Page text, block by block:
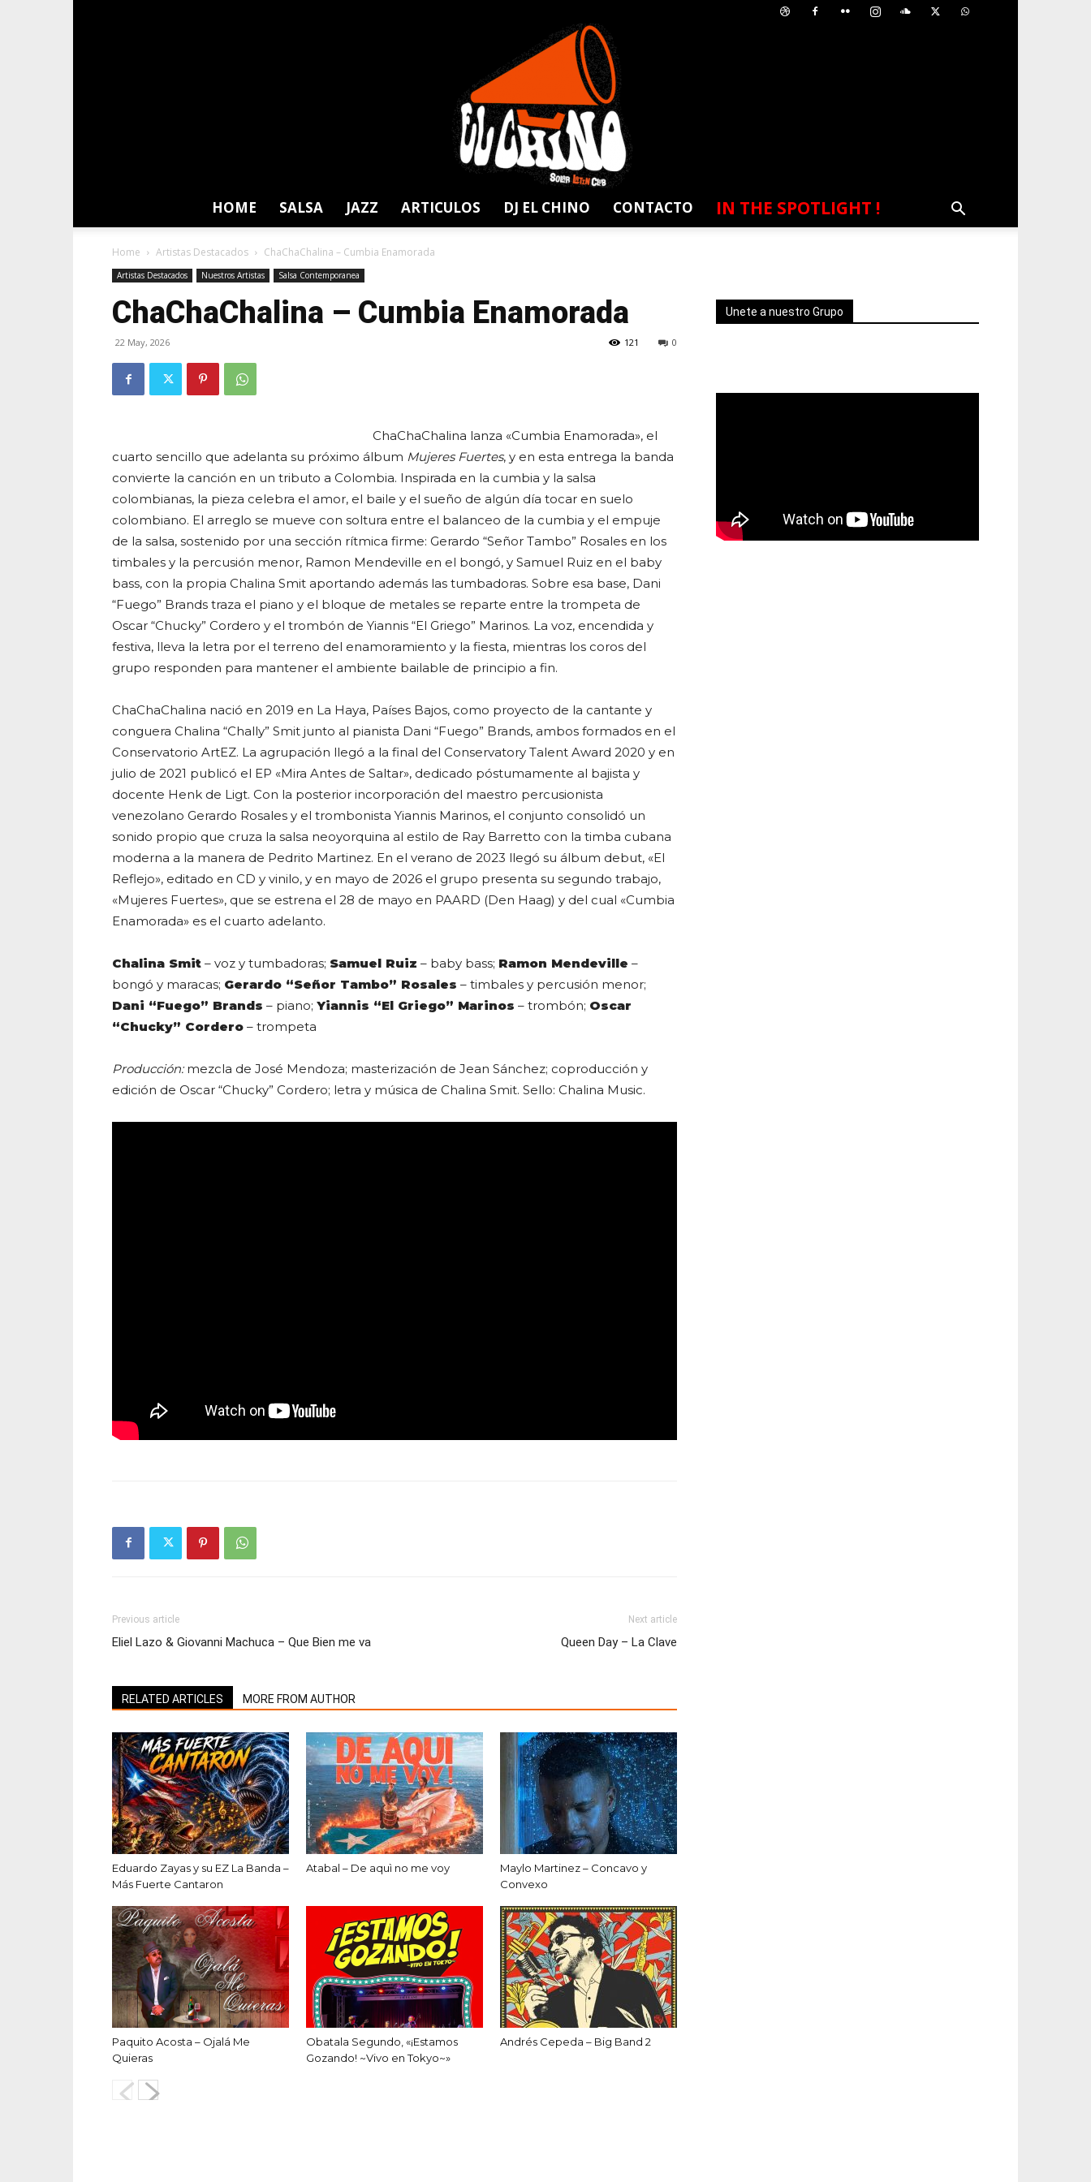
Club
HOME SALSA JAZZ ARTICULOS DJ EL CHINO CONTACTO IN THE SPOTLIGHT !
Home Artistas Destacados ChaChaChalina – Cumbia Enamorada
Artistas Destacados Nuestros Artistas Salsa Contemporanea
ChaChaChalina – Cumbia Enamorada
22 May, 2026 0
121
ChaChaChalina lanza «Cumbia Enamorada», el
cuarto sencillo que adelanta su próximo álbum Mujeres Fuertes, y en esta entrega la banda
convierte la canción en un tributo a Colombia. Inspirada en la cumbia y la salsa
colombianas, la pieza celebra el amor, el baile y el sueño de algún día tocar en suelo
colombiano. El arreglo se mueve con soltura entre el balanceo de la cumbia y el empuje
de la salsa, sostenido por una sección rítmica firme: Gerardo “Señor Tambo” Rosales en los
timbales y la percusión menor, Ramon Mendeville en el bongó, y Samuel Ruiz en el baby
bass, con la propia Chalina Smit aportando además las tumbadoras. Sobre esa base, Dani
“Fuego” Brands traza el piano y el bloque de metales se reparte entre la trompeta de
Oscar “Chucky” Cordero y el trombón de Yiannis “El Griego” Marinos. La voz, encendida y
festiva, lleva la letra por el terreno del enamoramiento y la fiesta, mientras los coros del
grupo responden para mantener el ambiente bailable de principio a fin.
ChaChaChalina nació en 2019 en La Haya, Países Bajos, como proyecto de la cantante y
conguera Chalina “Chally” Smit junto al pianista Dani “Fuego” Brands, ambos formados en el
Conservatorio ArtEZ. La agrupación llegó a la final del Conservatory Talent Award 2020 y en
julio de 2021 publicó el EP «Mira Antes de Saltar», dedicado póstumamente al bajista y
docente Henk de Ligt. Con la posterior incorporación del maestro percusionista
venezolano Gerardo Rosales y el trombonista Yiannis Marinos, el conjunto consolidó un
sonido propio que cruza la salsa neoyorquina al estilo de Ray Barretto con la timba cubana
moderna a la manera de Pedrito Martinez. En el verano de 2023 llegó su álbum debut, «El
Reflejo», editado en CD y vinilo, y en mayo de 2026 el grupo presenta su segundo trabajo,
«Mujeres Fuertes», que se estrena el 28 de mayo en PAARD (Den Haag) y del cual «Cumbia
Enamorada» es el cuarto adelanto.
Chalina Smit – voz y tumbadoras; Samuel Ruiz – baby bass; Ramon Mendeville –
bongó y maracas; Gerardo “Señor Tambo” Rosales – timbales y percusión menor;
Dani “Fuego” Brands – piano; Yiannis “El Griego” Marinos – trombón; Oscar
“Chucky” Cordero – trompeta
Producción:mezcla de José Mendoza; masterización de Jean Sánchez; coproducción y
edición de Oscar “Chucky” Cordero; letra y música de Chalina Smit. Sello: Chalina Music.
Previous article
Eliel Lazo & Giovanni Machuca – Que Bien me va
Next article
Queen Day – La Clave
RELATED ARTICLES MORE FROM AUTHOR
Eduardo Zayas y su EZ La Banda –
Más Fuerte Cantaron
Atabal – De aquì no me voy
Maylo Martinez – Concavo y
Convexo
Paquito Acosta – Ojalá Me
Quieras
Obatala Segundo, «¡Estamos
Gozando! ~Vivo en Tokyo~»
Andrés Cepeda – Big Band 2
Unete a nuestro Grupo